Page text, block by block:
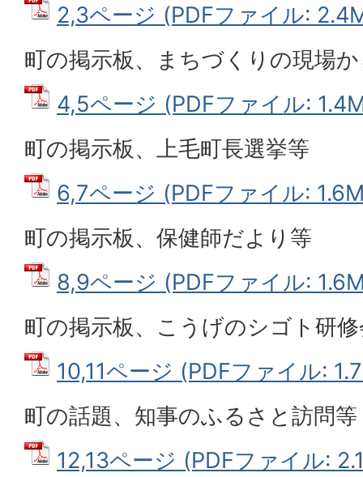
2,3ページ (PDFファイル:
町の掲示板、まちづくりの現場
4,5ページ (PDFファイル:
町の掲示板、上毛町長選挙等
6,7ページ (PDFファイル:
町の掲示板、保健師だより等
8,9ページ (PDFファイル:
町の掲示板、こうげのシゴト研
10,11ページ (PDFファイル:
町の話題、知事のふるさと訪問等
12,13ページ (PDFファイル: